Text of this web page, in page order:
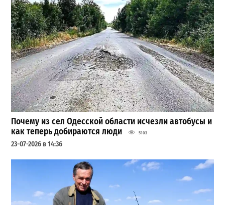
Почему из сел Одесской области исчезли автобусы и
как теперь добираются люди
5103
23-07-2026 в 14:36